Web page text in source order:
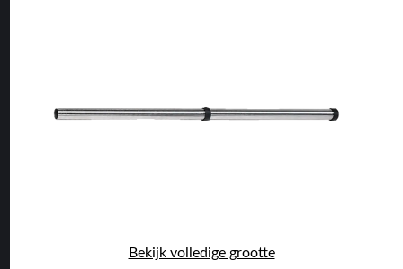
Bekijk volledige grootte